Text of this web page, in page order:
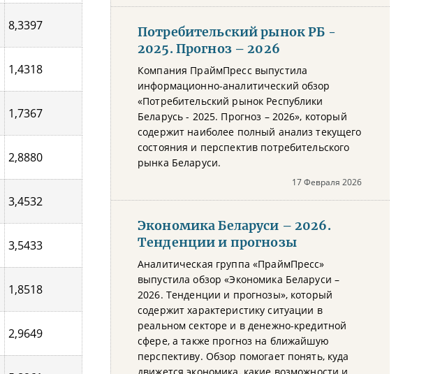
8,3397
1,4318
1,7367
2,8880
3,4532
3,5433
1,8518
2,9649
Потребительский рынок РБ -
2025. Прогноз – 2026
Компания ПраймПресс выпустила
информационно-аналитический обзор
«Потребительский рынок Республики
Беларусь - 2025. Прогноз – 2026», который
содержит наиболее полный анализ текущего
состояния и перспектив потребительского
рынка Беларуси.
17 Февраля 2026
Экономика Беларуси – 2026.
Тенденции и прогнозы
Аналитическая группа «ПраймПресс»
выпустила обзор «Экономика Беларуси –
2026. Тенденции и прогнозы», который
содержит характеристику ситуации в
реальном секторе и в денежно-кредитной
сфере, а также прогноз на ближайшую
перспективу. Обзор помогает понять, куда